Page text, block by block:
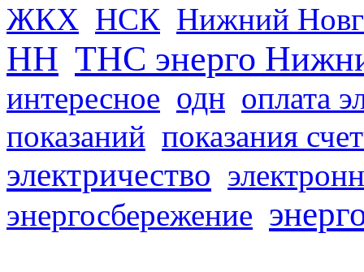
ЖКХ НСК Нижний
НН ТНС энерго
интересное одн оплата
показаний показания
электричество
энергосбережение